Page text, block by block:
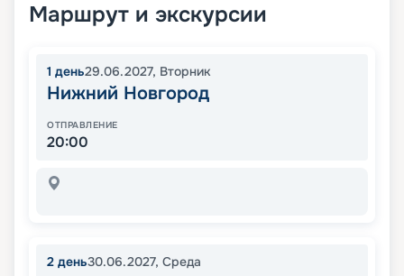
Маршрут и экскурсии
1 день29.06.2027, Вторник
Нижний Новгород
ОТПРАВЛЕНИЕ
20:00
2 день30.06.2027, Среда